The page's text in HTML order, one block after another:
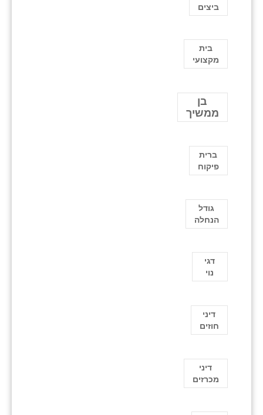
ביצים
בית
מקצועי
בן
ממשיך
ברית
פיקוח
גודל
הנחלה
דגי
נוי
דיני
חוזים
דיני
מכרזים